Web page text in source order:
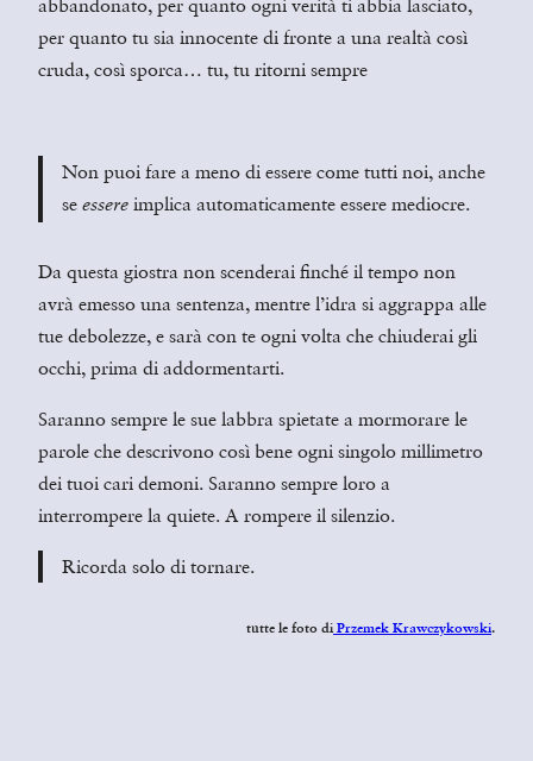
abbandonato, per quanto ogni verità ti abbia lasciato,
per quanto tu sia innocente di fronte a una realtà così
cruda, così sporca… tu, tu ritorni sempre
Non puoi fare a meno di essere come tutti noi, anche
se essere implica automaticamente essere mediocre.
Da questa giostra non scenderai finché il tempo non
avrà emesso una sentenza, mentre l’idra si aggrappa alle
tue debolezze, e sarà con te ogni volta che chiuderai gli
occhi, prima di addormentarti.
Saranno sempre le sue labbra spietate a mormorare le
parole che descrivono così bene ogni singolo millimetro
dei tuoi cari demoni. Saranno sempre loro a
interrompere la quiete. A rompere il silenzio.
Ricorda solo di tornare.
tutte le foto di Przemek Krawczykowski.